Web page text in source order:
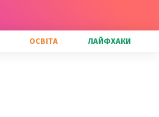
ОСВІТА ЛАЙФХАКИ